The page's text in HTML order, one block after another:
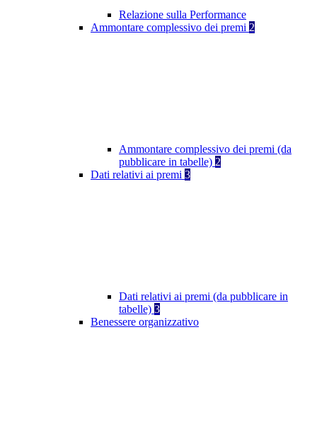
Relazione sulla Performance
Ammontare complessivo dei premi 2
Ammontare complessivo dei premi (da
pubblicare in tabelle) 2
Dati relativi ai premi 3
Dati relativi ai premi (da pubblicare in
tabelle) 3
Benessere organizzativo